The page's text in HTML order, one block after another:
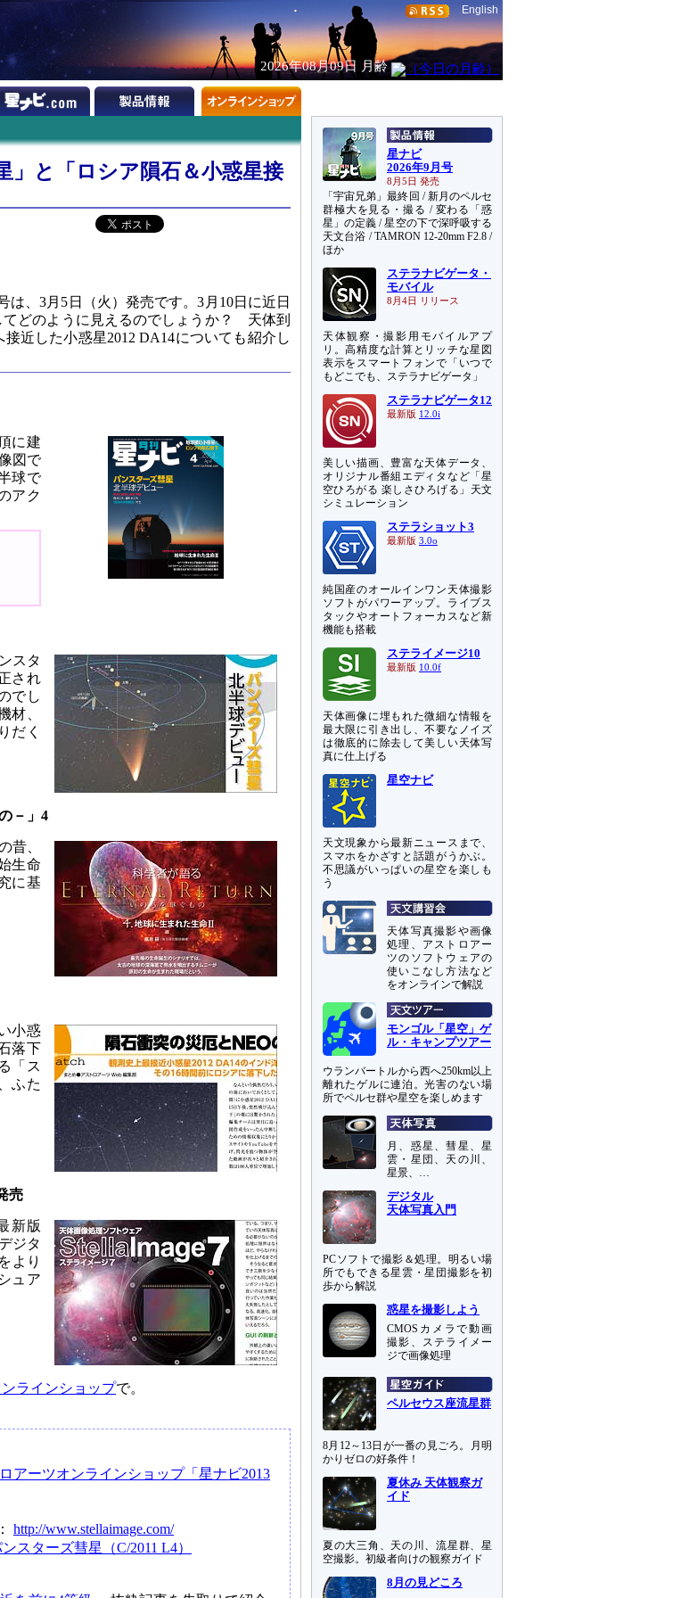
English
2026年08月09日 月齢
」と「ロシア隕石＆小惑星接
、3月5日（火）発売です。3月10日に近日
どのように見えるのでしょうか？ 天体到
近した小惑星2012 DA14についても紹介し
に建
図で
球で
アク
スタ
され
でし
材、
だく
－」4
昔、
生命
に基
小惑
落下
「ス
ふた
売
新版
ジタ
より
ュア
ラインショップで。
アーツオンラインショップ「星ナビ2013
http://www.stellaimage.com/
ンスターズ彗星（C/2011 L4）
星ナビ
2026年9月号
8月5日 発売
「宇宙兄弟」最終回 / 新月のペルセ
群極大を見る・撮る / 変わる「惑
星」の定義 / 星空の下で深呼吸する
天文台浴 / TAMRON 12-20mm F2.8 /
ほか
ステラナビゲータ・
モバイル
8月4日 リリース
天体観察・撮影用モバイルアプ
リ。高精度な計算とリッチな星図
表示をスマートフォンで「いつで
もどこでも、ステラナビゲータ」
ステラナビゲータ12
最新版 12.0i
美しい描画、豊富な天体データ、
オリジナル番組エディタなど「星
空ひろがる 楽しさひろげる」天文
シミュレーション
ステラショット3
最新版 3.0o
純国産のオールインワン天体撮影
ソフトがパワーアップ。ライブス
タックやオートフォーカスなど新
機能も搭載
ステライメージ10
最新版 10.0f
天体画像に埋もれた微細な情報を
最大限に引き出し、不要なノイズ
は徹底的に除去して美しい天体写
真に仕上げる
星空ナビ
天文現象から最新ニュースまで、
スマホをかざすと話題がうかぶ。
不思議がいっぱいの星空を楽しも
う
天体写真撮影や画像
処理、アストロアー
ツのソフトウェアの
使いこなし方法など
をオンラインで解説
モンゴル「星空」ゲ
ル・キャンプツアー
ウランバートルから西へ250km以上
離れたゲルに連泊。光害のない場
所でペルセ群や星空を楽しめます
月、惑星、彗星、星
雲・星団、天の川、
星景、…
デジタル
天体写真入門
PCソフトで撮影＆処理。明るい場
所でもできる星雲・星団撮影を初
歩から解説
惑星を撮影しよう
CMOSカメラで動画
撮影、ステライメー
ジで画像処理
ペルセウス座流星群
8月12～13日が一番の見ごろ。月明
かりゼロの好条件！
夏休み 天体観察ガ
イド
夏の大三角、天の川、流星群、星
空撮影。初級者向けの観察ガイド
8月の見どころ